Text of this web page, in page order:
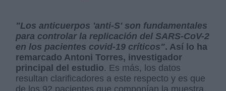
"Los anticuerpos 'anti-S' son fundamentales
para controlar la replicación del SARS-CoV-2
en los pacientes covid-19 críticos". Así lo ha
remarcado Antoni Torres, investigador
principal del estudio. Es más, los datos
resultan clarificadores a este respecto y es que
de los 92 pacientes que componían la muestra,